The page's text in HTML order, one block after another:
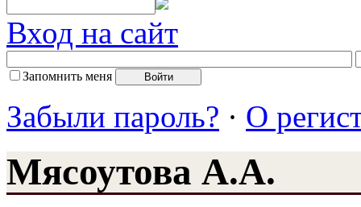
Вход на сайт
Запомнить меня
Забыли пароль? · О
Мясоутова А.А.